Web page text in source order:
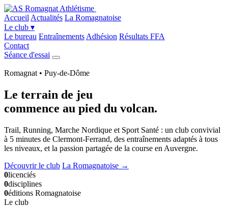
Accueil Actualités La Romagnatoise
Le club ▾
Le bureau Entraînements Adhésion Résultats FFA
Contact
Séance d'essai
Romagnat • Puy-de-Dôme
Le terrain de jeu
commence au pied du volcan.
Trail, Running, Marche Nordique et Sport Santé : un club convivial
à 5 minutes de Clermont-Ferrand, des entraînements adaptés à tous
les niveaux, et la passion partagée de la course en Auvergne.
Découvrir le club La Romagnatoise →
0licenciés
0disciplines
0éditions Romagnatoise
Le club